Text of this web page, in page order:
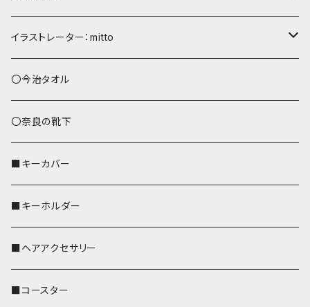
ショルダーバッグ
あずまバッグ
トートバッグ（L）
バッグインバッグ
イラストレーター：mitto
シマエナガ
ハシビロコウ
オカメインコ
歌うオカメちゃん
おかめ３兄弟
セキセイインコ
文鳥
鹿
〇今治タオル
〇奈良の靴下
■キーカバー
■キーホルダー
■ヘアアクセサリー
■コースター